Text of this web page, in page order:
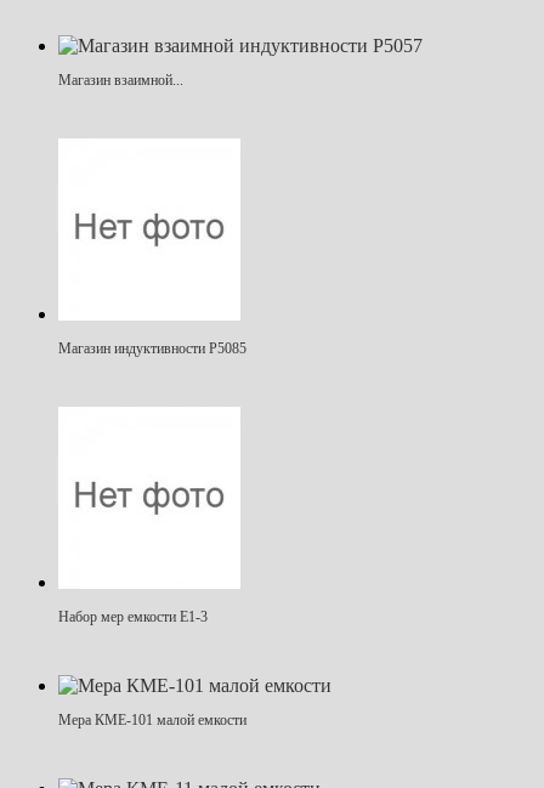
Магазин взаимной...
Магазин индуктивности Р5085
Набор мер емкости Е1-3
Мера КМЕ-101 малой емкости